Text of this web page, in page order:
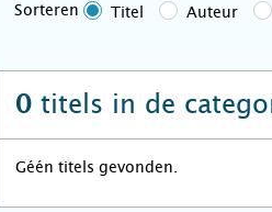
Sorteren Titel Auteur
0 titels in de
Géén titels gevonden.